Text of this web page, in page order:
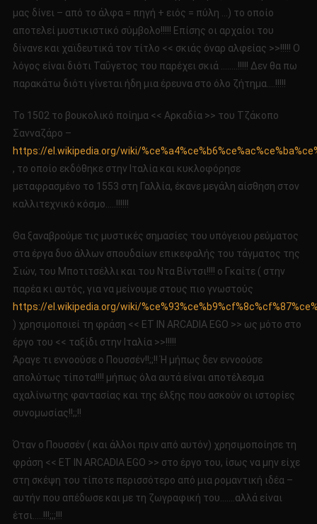
μας δίνει – από το άλφα = πηγή + ειός = πύλη …) το οποίο
αποτελεί μυστικιστικό σύμβολο!!!!! Επίσης οι αρχαίοι του
δίνανε και χαϊδευτικά τον τίτλο << σκιάς όναρ αλφείας >>!!!!! Ο
λόγος είναι διότι Ταΰγετος του παρέχει σκιά ……..!!!!! Δεν θα πω
παρακάτω διότι γίνεται ήδη μια έρευνα στο όλο ζήτημα….!!!!!
Το 1502 το βουκολικό ποίημα << Αρκαδία >> του Τζάκοπο
Σανναζάρο –
https://el.wikipedia.org/wiki/
, το οποίο εκδόθηκε στην Ιταλία και κυκλοφόρησε
μεταφρασμένο το 1553 στη Γαλλία, έκανε μεγάλη αίσθηση στον
καλλιτεχνικό κόσμο…..!!!!!!
Θα ξαναβρούμε τις μυστικές σημασίες του υπόγειου ρεύματος
στα έργα δυο άλλων σπουδαίων επικεφαλής του τάγματος της
Σιών, του Μποτιτσέλλι και του Ντα Βίντσι!!!! o Γκαίτε ( στην
παρέα κι αυτός, για να μείνουμε στους πιο γνωστούς
https://el.wikipedia.org/wiki/
) χρησιμοποιεί τη φράση << ET IN ARCADIA EGO >> ως μότο στο
έργο του << ταξίδι στην Ιταλία >>!!!!!
Άραγε τι εννοούσε ο Πουσσέν!!;;!! Ή μήπως δεν εννοούσε
απολύτως τίποτα!!!! μήπως όλα αυτά είναι αποτέλεσμα
αχαλίνωτης φαντασίας και της έλξης που ασκούν οι ιστορίες
συνομωσίας!!;;!!
Όταν ο Πουσσέν ( και άλλοι πριν από αυτόν) χρησιμοποίησε τη
φράση << ET IN ARCADIA EGO >> στο έργο του, ίσως να μην είχε
στη σκέψη του τίποτε περισσότερο από μια ρομαντική ιδέα –
αυτήν που απέδωσε και με τη ζωγραφική του…….αλλά είναι
έτσι…..!!!;;;!!!